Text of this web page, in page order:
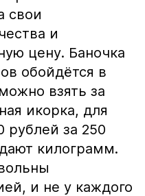
свои
и
цену. Баночка
обойдётся в
взять за
икорка, для
рублей за 250
килограмм.
и не у каждого